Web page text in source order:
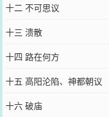
十二 不可思议
十三 溃散
十四 路在何方
十五 高阳沦陷、神都朝议
十六 破庙